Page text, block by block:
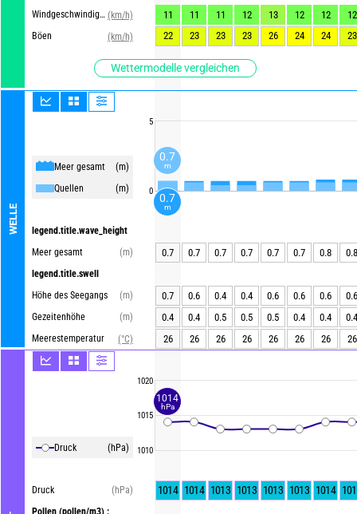
Windgeschwindigkeit (km/h)
Böen
(km/h)
Wettermodelle vergleichen
WELLE
Meer gesamt
(m)
Quellen
(m)
legend.title.wave_height
Meer gesamt
(m)
legend.title.swell
Höhe des Seegangs
(m)
Gezeitenhöhe
(m)
Meerestemperatur
(°C)
Druck (hPa)
Druck
(hPa)
Pollen (pollen/m3) :
5
0
1020
1015
1010
11
11 11 12 13 12 12
12
22
23 23 23 26 24 24 23
0.7 0.7 0.7 0.7 0.7 0.7 0.8 0.8
0.7 0.6 0.4 0.4 0.6 0.6 0.6
0.6
0.4
0.4 0.5 0.5 0.5 0.4 0.4
0.4
26
26 26 26 26 26 26 26
1014 1014 1013 1013 1013 1013 1014
0.7
m
0.7
m
1014
hPa